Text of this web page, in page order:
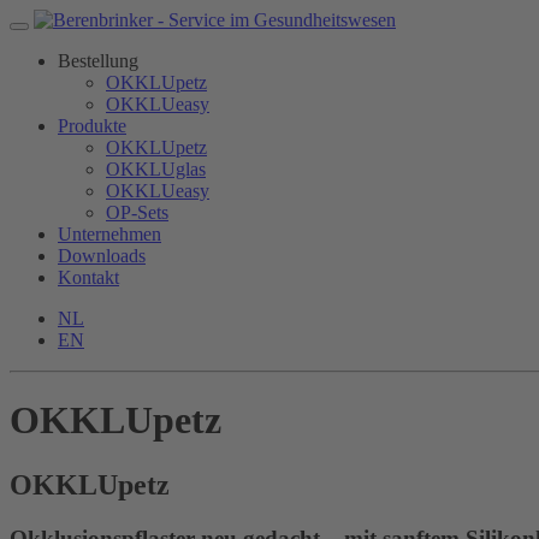
Bestellung
OKKLUpetz
OKKLUeasy
Produkte
OKKLUpetz
OKKLUglas
OKKLUeasy
OP-Sets
Unternehmen
Downloads
Kontakt
NL
EN
OKKLUpetz
OKKLUpetz